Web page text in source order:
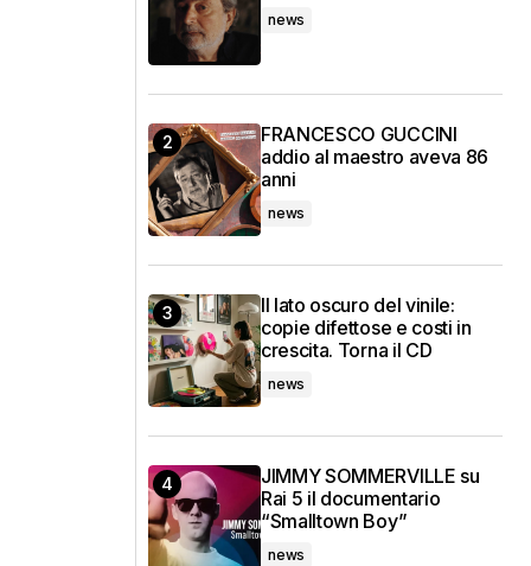
news
FRANCESCO GUCCINI
addio al maestro aveva 86
anni
news
Il lato oscuro del vinile:
copie difettose e costi in
crescita. Torna il CD
news
JIMMY SOMMERVILLE su
Rai 5 il documentario
“Smalltown Boy”
news